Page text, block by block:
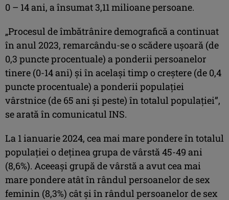
0 – 14 ani, a însumat 3,11 milioane persoane.
„Procesul de îmbătrânire demografică a continuat
în anul 2023, remarcându-se o scădere uşoară (de
0,3 puncte procentuale) a ponderii persoanelor
tinere (0-14 ani) şi în acelaşi timp o creştere (de 0,4
puncte procentuale) a ponderii populaţiei
vârstnice (de 65 ani şi peste) în totalul populaţiei”,
se arată în comunicatul INS.
La 1 ianuarie 2024, cea mai mare pondere în totalul
populaţiei o deţinea grupa de vârstă 45-49 ani
(8,6%). Aceeaşi grupă de vârstă a avut cea mai
mare pondere atât în rândul persoanelor de sex
feminin (8,3%) cât şi în rândul persoanelor de sex